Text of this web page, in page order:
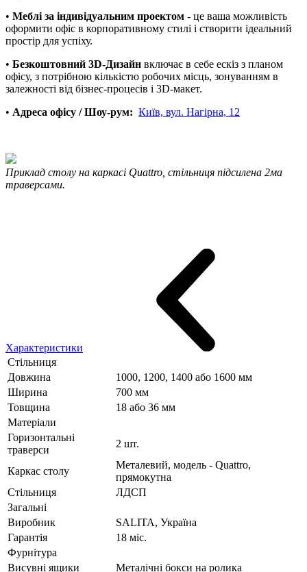
• Меблі за індивідуальним проектом - це ваша можливість
оформити офіс в корпоративному стилі і створити ідеальний
простір для успіху.
• Безкоштовний 3D-Дизайн включає в себе ескіз з планом
офісу, з потрібною кількістю робочих місць, зонуванням в
залежності від бізнес-процесів і 3D-макет.
• Адреса офісу / Шоу-рум: Київ, вул. Нагірна, 12
Приклад столу на каркасі Quattro, стільниця підсилена 2ма
траверсами.
Характеристики
Стільниця
Довжина
1000, 1200, 1400 або 1600 мм
Ширина
700 мм
Товщина
18 або 36 мм
Матеріали
Горизонтальні
траверси
2 шт.
Каркас столу
Металевий, модель - Quattro,
прямокутна
Стільниця
ЛДСП
Загальні
Виробник
SALITA, Україна
Гарантія
18 міс.
Фурнітура
Висувні ящики
Металічні бокси на ролика